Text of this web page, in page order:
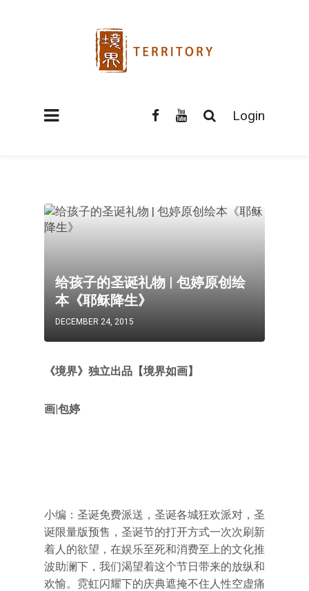
Login
给孩子的圣诞礼物 | 包婷原创绘
本《耶稣降生》
DECEMBER 24, 2015
《境界》独立出品【境界如画】
画|包婷
小编：圣诞免费派送，圣诞各城狂欢派对，圣
诞限量版预售，圣诞节的打开方式一次次刷新
着人的欲望，在娱乐至死和消费至上的文化推
波助澜下，我们渴望着这个节日带来的放纵和
欢愉。霓虹闪耀下的庆典遮掩不住人性空虚痛